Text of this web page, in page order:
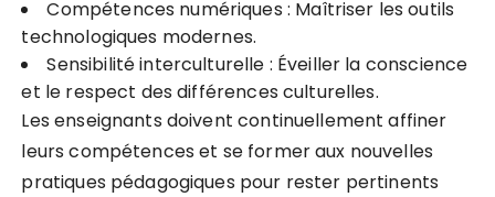
Compétences numériques : Maîtriser les outils
technologiques modernes.
Sensibilité interculturelle : Éveiller la conscience
et le respect des différences culturelles.
Les enseignants doivent continuellement affiner
leurs compétences et se former aux nouvelles
pratiques pédagogiques pour rester pertinents